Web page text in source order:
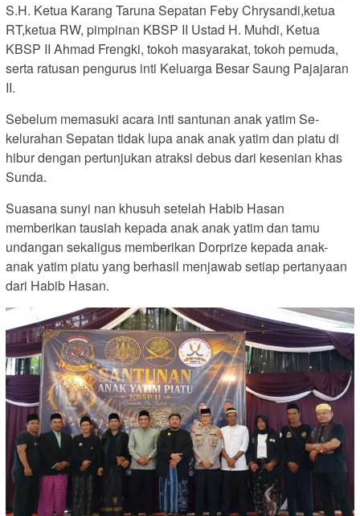
S.H. Ketua Karang Taruna Sepatan Feby Chrysandi,ketua
RT,ketua RW, pimpinan KBSP II Ustad H. Muhdi, Ketua
KBSP II Ahmad Frengki, tokoh masyarakat, tokoh pemuda,
serta ratusan pengurus inti Keluarga Besar Saung Pajajaran
II.
Sebelum memasuki acara inti santunan anak yatim Se-
kelurahan Sepatan tidak lupa anak anak yatim dan piatu di
hibur dengan pertunjukan atraksi debus dari kesenian khas
Sunda.
Suasana sunyi nan khusuh setelah Habib Hasan
memberikan tausiah kepada anak anak yatim dan tamu
undangan sekaligus memberikan Dorprize kepada anak-
anak yatim piatu yang berhasil menjawab setiap pertanyaan
dari Habib Hasan.